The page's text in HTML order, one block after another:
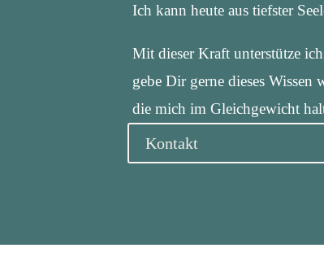
Ich kann heute aus tiefster
Mit dieser Kraft unterstütze
gebe Dir gerne dieses Wissen
die mich im Gleichgewicht
Kontakt